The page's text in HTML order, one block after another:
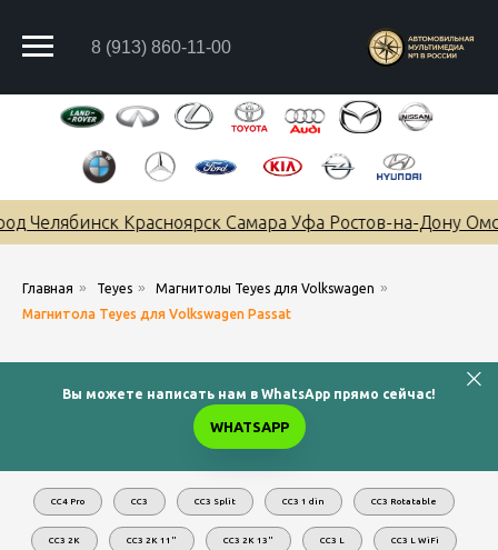
8 (913) 860-11-00
Красноярск Самара Уфа Ростов-на-Дону
Главная » Teyes » Магнитолы Teyes для Volkswagen »
Магнитола Teyes для Volkswagen Passat
Вы можете написать нам в WhatsApp прямо сейчас!
WHATSAPP
CC4 Pro CC3 CC3 Split CC3 1 din CC3 Rotatable
CC3 2K CC3 2K 11" CC3 2K 13" CC3 L CC3 L WiFi